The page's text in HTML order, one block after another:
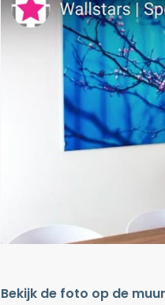
Bekijk de foto op de muur